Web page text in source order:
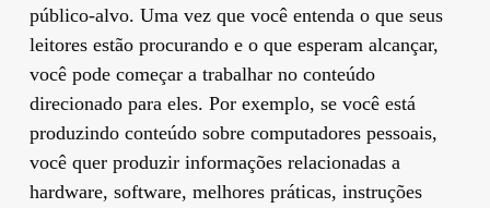
público-alvo. Uma vez que você entenda o que seus
leitores estão procurando e o que esperam alcançar,
você pode começar a trabalhar no conteúdo
direcionado para eles. Por exemplo, se você está
produzindo conteúdo sobre computadores pessoais,
você quer produzir informações relacionadas a
hardware, software, melhores práticas, instruções